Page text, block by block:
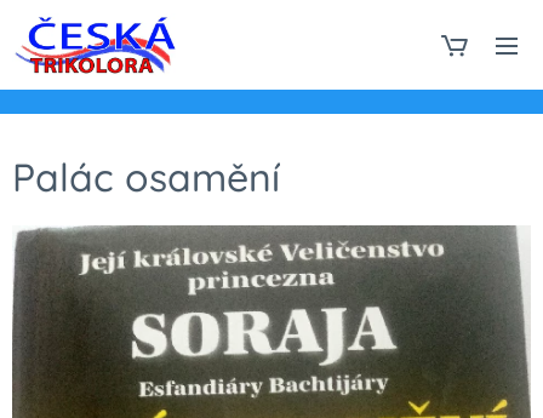
Palác osamění